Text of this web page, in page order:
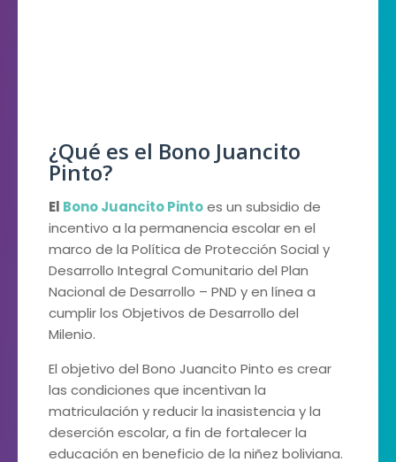
¿Qué es el Bono Juancito
Pinto?
El Bono Juancito Pintoes un subsidio de
incentivo a la permanencia escolar en el
marco de la Política de Protección Social y
Desarrollo Integral Comunitario del Plan
Nacional de Desarrollo – PND y en línea a
cumplir los Objetivos de Desarrollo del
Milenio.
El objetivo del Bono Juancito Pinto es crear
las condiciones que incentivan la
matriculación y reducir la inasistencia y la
deserción escolar, a fin de fortalecer la
educación en beneficio de la niñez boliviana.